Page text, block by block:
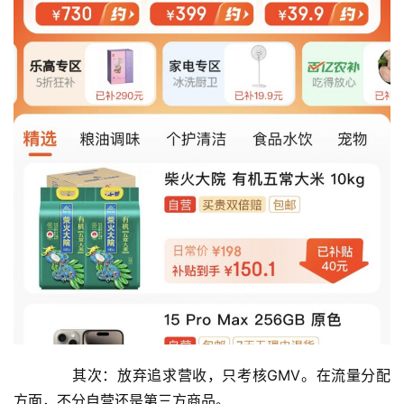
其次：放弃追求营收，只考核GMV。在流量分配